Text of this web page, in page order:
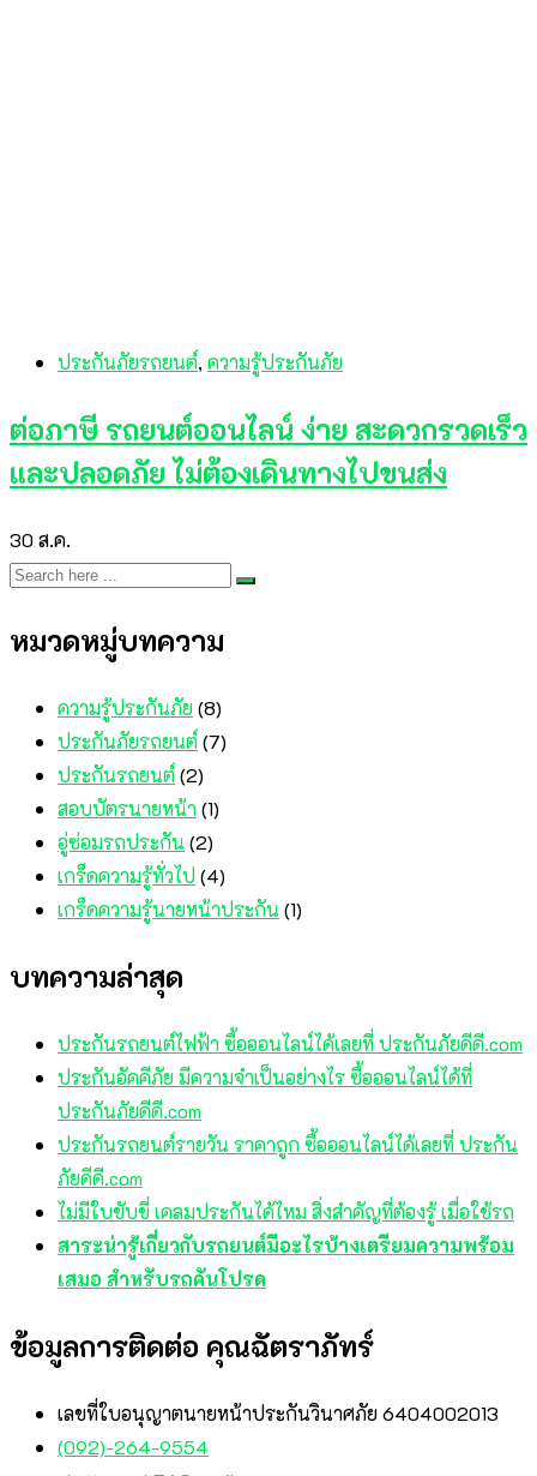
ประกันภัยรถยนต์, ความรู้ประกันภัย
ต่อภาษี รถยนต์ออนไลน์ ง่าย สะดวกรวดเร็ว
และปลอดภัย ไม่ต้องเดินทางไปขนส่ง
30 ส.ค.
หมวดหมู่บทความ
ความรู้ประกันภัย(8)
ประกันภัยรถยนต์(7)
ประกันรถยนต์(2)
สอบบัตรนายหน้า(1)
อู่ซ่อมรถประกัน (2)
เกร็ดความรู้ทั่วไป(4)
เกร็ดความรู้นายหน้าประกัน (1)
บทความล่าสุด
ประกันรถยนต์ไฟฟ้า ซื้อออนไลน์ได้เลยที่ ประกันภัยดีดี.com
ประกันอัคคีภัย มีความจำเป็นอย่างไร ซื้อออนไลน์ได้ที่
ประกันภัยดีดี.com
ประกันรถยนต์รายวัน ราคาถูก ซื้อออนไลน์ได้เลยที่ ประกัน
ภัยดีดี.com
ไม่มีใบขับขี่ เคลมประกันได้ไหม สิ่งสำคัญที่ต้องรู้ เมื่อใช้รถ
สาระน่ารู้เกี่ยวกับรถยนต์มีอะไรบ้างเตรียมความพร้อม
เสมอ สำหรับรถคันโปรด
ข้อมูลการติดต่อ คุณฉัตราภัทร์
เลขที่ใบอนุญาตนายหน้าประกันวินาศภัย 6404002013
(092)-264-9554